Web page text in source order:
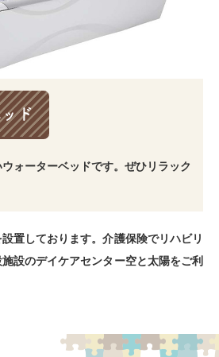
ド
ォーターベッドです。ぜひリラック
置しております。介護保険でリハビリ
設のデイケアセンター空と太陽をご利